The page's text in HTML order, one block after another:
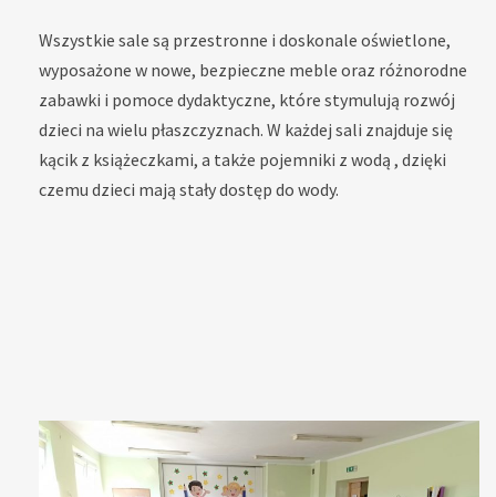
Wszystkie sale są przestronne i doskonale oświetlone,
wyposażone w nowe, bezpieczne meble oraz różnorodne
zabawki i pomoce dydaktyczne, które stymulują rozwój
dzieci na wielu płaszczyznach. W każdej sali znajduje się
kącik z książeczkami, a także pojemniki z wodą , dzięki
czemu dzieci mają stały dostęp do wody.